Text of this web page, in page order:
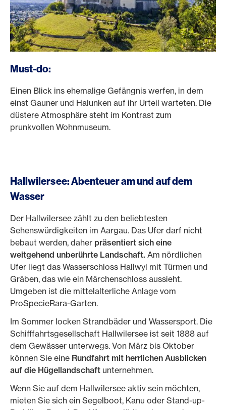
Must-do:
Einen Blick ins ehemalige Gefängnis werfen, in dem
einst Gauner und Halunken auf ihr Urteil warteten. Die
düstere Atmosphäre steht im Kontrast zum
prunkvollen Wohnmuseum.
Hallwilersee: Abenteuer am und auf dem
Wasser
Der Hallwilersee zählt zu den beliebtesten
Sehenswürdigkeiten im Aargau. Das Ufer darf nicht
bebaut werden, daher präsentiert sich eine
weitgehend unberührte Landschaft. Am nördlichen
Ufer liegt das Wasserschloss Hallwyl mit Türmen und
Gräben, das wie ein Märchenschloss aussieht.
Umgeben ist die mittelalterliche Anlage vom
ProSpecieRara-Garten.
Im Sommer locken Strandbäder und Wassersport. Die
Schifffahrtsgesellschaft Hallwilersee ist seit 1888 auf
dem Gewässer unterwegs. Von März bis Oktober
können Sie eine Rundfahrt mit herrlichen Ausblicken
auf die Hügellandschaft unternehmen.
Wenn Sie auf dem Hallwilersee aktiv sein möchten,
mieten Sie sich ein Segelboot, Kanu oder Stand-up-